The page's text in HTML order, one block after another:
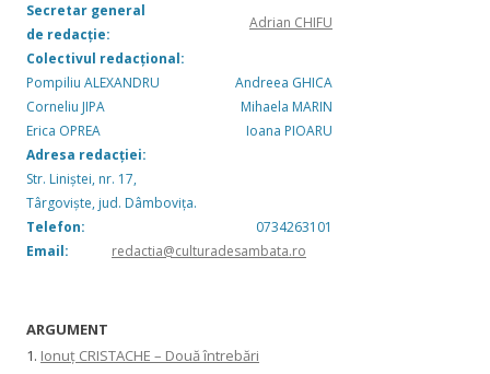
Secretar general
de redacție:
Adrian CHIFU
Colectivul redacțional:
Pompiliu ALEXANDRU
Andreea GHICA
Corneliu JIPA
Mihaela MARIN
Erica OPREA
Ioana PIOARU
Adresa redacției:
Str. Liniștei, nr. 17,
Târgoviște, jud. Dâmbovița.
Telefon:
0734263101
Email: redactia@culturadesambata.ro
ARGUMENT
1. Ionuț CRISTACHE – Două întrebări